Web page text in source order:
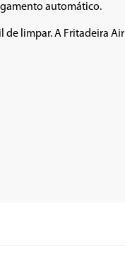
automático.
limpar. A Fritadeira